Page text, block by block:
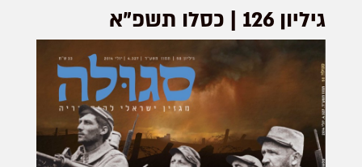
גיליון 126 | כסלו תשפ"א